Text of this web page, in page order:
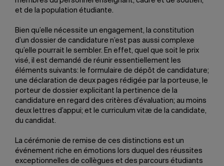
et de la population étudiante.
Bien qu’elle nécessite un engagement, la constitution
d’un dossier de candidature n’est pas aussi complexe
qu’elle pourrait le sembler. En effet, quel que soit le prix
visé, il est demandé de réunir essentiellement les
éléments suivants: le formulaire de dépôt de candidature;
une déclaration de deux pages rédigée par la porteuse, le
porteur de dossier explicitant la pertinence de la
candidature en regard des critères d’évaluation; au moins
deux lettres d’appui; et le curriculum vitæ de la candidate,
du candidat.
La cérémonie de remise de ces distinctions est un
événement riche en émotions lors duquel des réussites
exceptionnelles de collègues et des parcours étudiants